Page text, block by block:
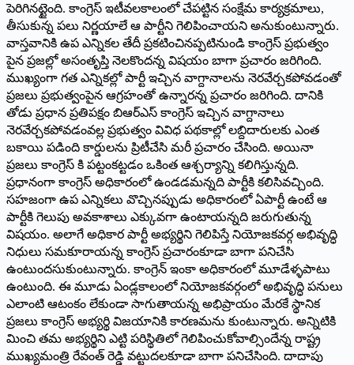
పెరిగినట్టైంది. కాంగ్రెస్ ఇటీవలకాలంలో చేపట్టిన సంక్షేమ కార్యక్రమాలు,
తీసుకున్న పలు నిర్ణయాలే ఆ పార్టీని గెలిపించాయని అనుకుంటున్నారు.
వాస్తవానికి ఉప ఎన్నికల తేదీ ప్రకటించినప్పటినుండి కాంగ్రెస్ ప్రభుత్వం
పైన ప్రజల్లో అసంతృప్తి నెలకొందన్న విషయం బాగా ప్రచారం జరిగింది.
ముఖ్యంగా గత ఎన్నికల్లో పార్టీ ఇచ్చిన వాగ్దానాలను నెరవేర్చకపోవడంతో
ప్రజలు ప్రభుత్వంపైన ఆగ్రహంతో ఉన్నారన్న ప్రచారం జరిగింది. దానికి
తోడు ప్రధాన ప్రతిపక్షం బిఆర్ఎస్ కాంగ్రెస్ ఇచ్చిన వాగ్దానాలు
నెరవేర్చకపోవడంవల్ల ప్రభుత్వం వివిధ పథకాల్లో లబ్దిదారులకు ఎంత
బకాయి పడింది కార్డులను ప్రిటీచేసి మరీ ప్రచారం చేసింది. అయినా
ప్రజలు కాంగ్రెస్ కి పట్టంకట్టడం ఒకింత ఆశ్చర్యాన్ని కలిగిస్తున్నది.
ప్రధానంగా కాంగ్రెస్ అధికారంలో ఉండడమన్నది పార్టీకి కలిసివచ్చింది.
సహజంగా ఉప ఎన్నికలు వొచ్చినప్పుడు అధికారంలో ఏపార్టీ ఉంటే ఆ
పార్టీకి గెలుపు అవకాశాలు ఎక్కువగా ఉంటాయన్నది జరుగుతున్న
విషయం. అలాగే అధికార పార్టీ అభ్యర్థిని గెలిపిస్తే నియోజకవర్గ అభివృద్ధి
నిధులు సమకూరాయన్న కాంగ్రెస్ ప్రచారంకూడా బాగా పనిచేసి
ఉంటుందసుకుంటున్నారు. కాంగ్రెన్ ఇంకా అధికారంలో మూడేళ్ళపాటు
ఉంటుంది. ఈ మూడు ఏండ్లకాలంలో నియోజకవర్గంలో అభివృద్ధి పనులు
ఎలాంటి ఆటంకం లేకుండా సాగుతాయన్న అభిప్రాయం మేరకే స్థానిక
ప్రజలు కాంగ్రెస్ అభ్యర్థి విజయానికి కారణమను కుంటున్నారు. అన్నిటికి
మించి తమ అభ్యర్థిని ఎట్టి పరిస్థితిలో గెలిపించుకోవాల్సిందేన్న రాష్ట్ర
ముఖ్యమంత్రి రేవంత్ రెడ్డి వట్టుదలకూడా బాగా పనిచేసింది. దాదాపు